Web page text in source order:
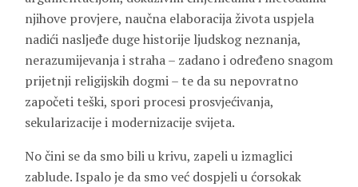
njihove provjere, naučna elaboracija života uspjela
nadići nasljeđe duge historije ljudskog neznanja,
nerazumijevanja i straha – zadano i određeno snagom
prijetnji religijskih dogmi – te da su nepovratno
započeti teški, spori procesi prosvjećivanja,
sekularizacije i modernizacije svijeta.
No čini se da smo bili u krivu, zapeli u izmaglici
zablude. Ispalo je da smo već dospjeli u ćorsokak